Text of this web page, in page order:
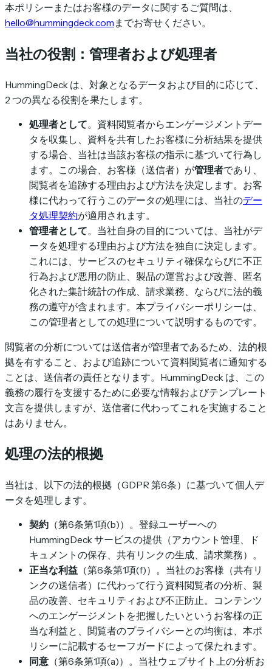
本ポリシーまたはお客様のデータに関するご質問は、
hello@hummingdeck.com までお寄せください。
当社の役割：管理者および処理者
HummingDeck は、対象となるデータおよび目的に応じて、
2 つの異なる役割を果たします。
処理者として。資料閲覧者からエンゲージメントデー
タを収集し、資料を共有したお客様に分析結果を提供
する場合、当社は当該お客様の指示に基づいて行為し
ます。この場合、お客様（送信者）が管理者であり、
閲覧者を追跡する理由および方法を決定します。お客
様に代わって行うこのデータの処理には、当社のデー
タ処理契約が適用されます。
管理者として。当社自身の目的については、当社がデ
ータを処理する理由および方法を独自に決定します。
これには、サービスのセキュリティ確保ならびに不正
行為および悪用の防止、製品の運営および改善、匿名
化された集計統計の作成、請求業務、ならびに法的義
務の遵守が含まれます。本プライバシーポリシーは、
この管理者としての処理について説明するものです。
閲覧者の分析については送信者が管理者であるため、法的根
拠を有すること、および追跡について資料閲覧者に通知する
ことは、送信者の責任となります。HummingDeck は、この
義務の履行を支援するために必要な情報およびテンプレート
文言を提供しますが、送信者に代わってこれを実施すること
はありません。
処理の法的根拠
当社は、以下の法的根拠（GDPR 第6条）に基づいて個人デ
ータを処理します。
契約 （第6条第1項(b)）。登録ユーザーへの
HummingDeck サービスの提供（アカウント管理、ド
キュメントの保存、共有リンクの生成、請求業務）。
正当な利益 （第6条第1項(f)）。当社のお客様（共有リ
ンクの送信者）に代わって行う資料閲覧者の分析、製
品の改善、セキュリティおよび不正防止。コンテンツ
へのエンゲージメントを把握したいというお客様の正
当な利益と、閲覧者のプライバシーとの均衡は、本ポ
リシーに記載するセーフガードによって保たれます。
同意 （第6条第1項(a)）。当社ウェブサイト上の分析お